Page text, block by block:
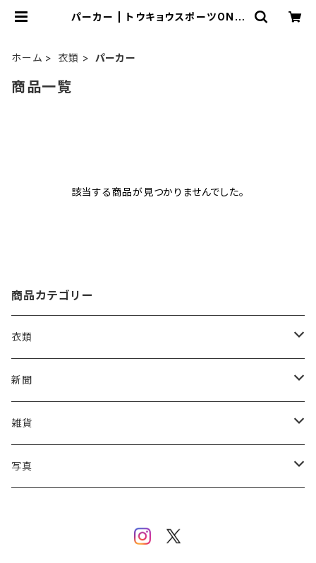
パーカー | トウキョウスポーツONLI
ホーム 衣類 パーカー
商品一覧
該当する商品が見つかりませんでした。
商品カテゴリー
衣類
Tシャツ
やけくそTシャツ
後楽園ホール60th 還暦祭 記念Tシャツ
内藤哲也RestauRante Tシャツ
パーカー
やけくそUMA カッパパイセン BIGパーカー
新聞
特別号
POG
雑貨
タオル
写真